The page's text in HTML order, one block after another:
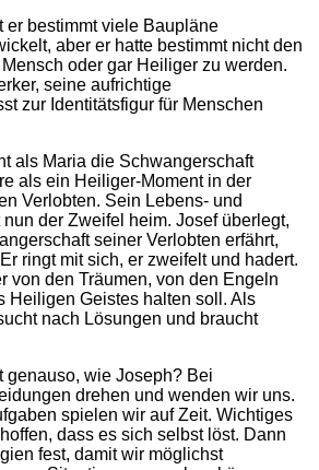
er bestimmt viele Baupläne
aber er hatte bestimmt nicht den
oder gar Heiliger zu werden.
seine aufrichtige
zur Identitätsfigur für Menschen
als Maria die Schwangerschaft
als ein Heiliger-Moment in der
Verlobten. Sein Lebens- und
der Zweifel heim. Josef überlegt,
seiner Verlobten erfährt,
ringt mit sich, er zweifelt und hadert.
von den Träumen, von den Engeln
Heiligen Geistes halten soll. Als
nach Lösungen und braucht
genauso, wie Joseph? Bei
drehen und wenden wir uns.
spielen wir auf Zeit. Wichtiges
dass es sich selbst löst. Dann
fest, damit wir möglichst